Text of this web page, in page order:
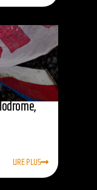
LIRE PLUS